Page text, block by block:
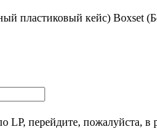
пластиковый кейс) Boxset
LP, перейдите, пожалуйста, в